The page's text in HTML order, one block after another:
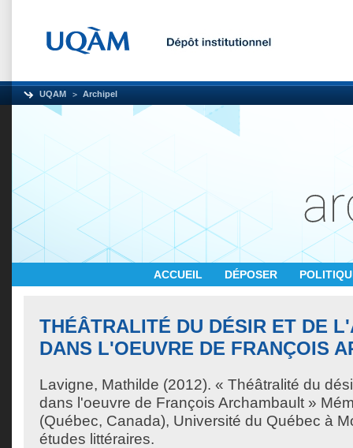
UQAM Archipel
ACCUEIL DÉPOSER
THÉÂTRALITÉ DU DÉSIR ET DE
DANS L'OEUVRE DE FRANÇOIS
Lavigne, Mathilde (2012). « Théâtralité du
dans l'oeuvre de François Archambault »
(Québec, Canada), Université du Québec à
études littéraires.